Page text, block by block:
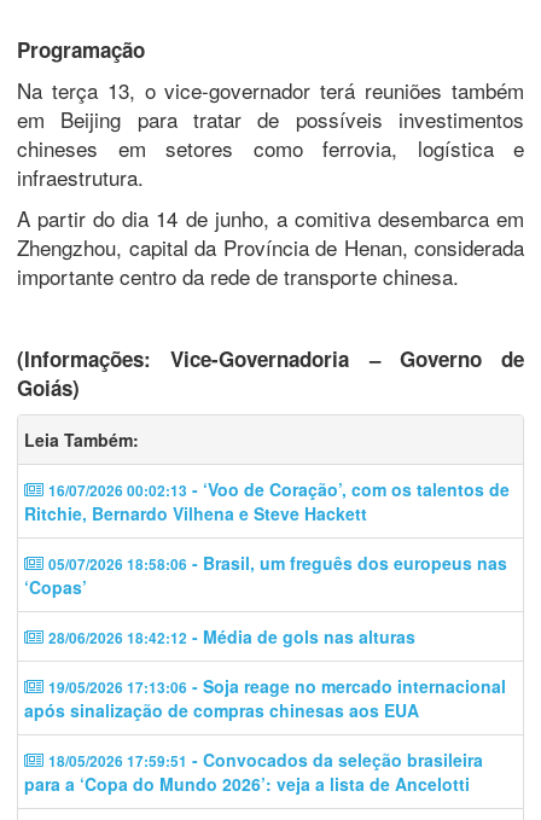
Programação
Na terça 13, o vice-governador terá reuniões também
em Beijing para tratar de possíveis investimentos
chineses em setores como ferrovia, logística e
infraestrutura.
A partir do dia 14 de junho, a comitiva desembarca em
Zhengzhou, capital da Província de Henan, considerada
importante centro da rede de transporte chinesa.
(Informações: Vice-Governadoria – Governo de
Goiás)
Leia Também:
16/07/2026 00:02:13 - ‘Voo de Coração’, com os talentos de
Ritchie, Bernardo Vilhena e Steve Hackett
05/07/2026 18:58:06 - Brasil, um freguês dos europeus nas
‘Copas’
28/06/2026 18:42:12 - Média de gols nas alturas
19/05/2026 17:13:06 - Soja reage no mercado internacional
após sinalização de compras chinesas aos EUA
18/05/2026 17:59:51 - Convocados da seleção brasileira
para a ‘Copa do Mundo 2026’: veja a lista de Ancelotti